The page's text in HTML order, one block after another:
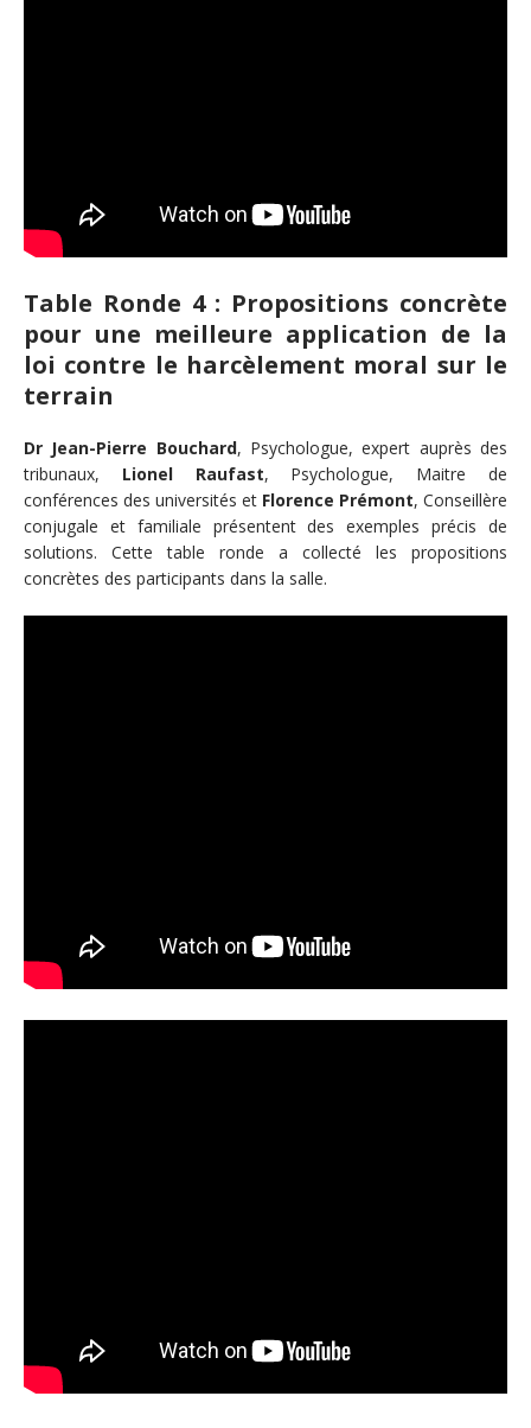
Table Ronde 4 : Propositions concrète
pour une meilleure application de la
loi contre le harcèlement moral sur le
terrain
Dr Jean-Pierre Bouchard, Psychologue, expert auprès des
tribunaux, Lionel Raufast, Psychologue, Maitre de
conférences des universités et Florence Prémont, Conseillère
conjugale et familiale présentent des exemples précis de
solutions. Cette table ronde a collecté les propositions
concrètes des participants dans la salle.